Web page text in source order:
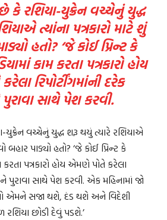
રશિયા-યુક્રેન વચ્ચેનું યુદ્ધ
ત્યાંના પત્રકારો માટે શું
હતો? ‘જે કોઈ પ્રિન્ટ કે
કામ કરતા પત્રકારો હોય
રિપોર્ટીંગમાંની દરેક
પુરાવા સાથે પેશ કરવી.
વચ્ચેનું યુદ્ધ શરૂ થયું ત્યારે રશિયાએ
બહાર પાડ્યો હતો? ‘જે કોઈ પ્રિન્ટ કે
કરતા પત્રકારો હોય એમણે પોતે કરેલા
પુરાવા સાથે પેશ કરવી. એક મહિનામાં જો
એમને સજા થશે, દંડ થશે અને વિદેશી
રશિયા છોડી દેવું પડશે.’